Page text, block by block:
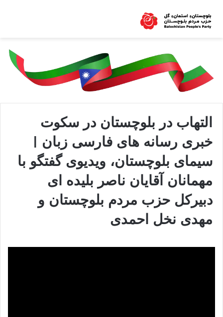
التهاب در بلوچستان در سکوت
خبری رسانه های فارسی زبان |
سیمای بلوچستان، ویدیوی گفتگو با
مهمانان آقایان ناصر بلیده ای
دبیرکل حزب مردم بلوچستان و
مهدی نخل احمدی